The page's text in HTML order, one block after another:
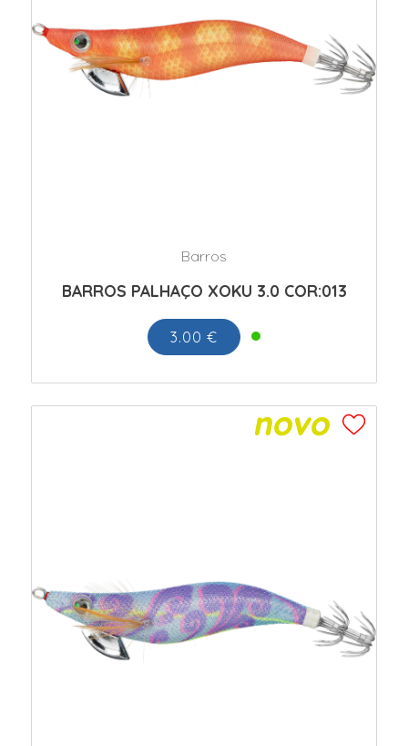
Barros
BARROS PALHAÇO XOKU 3.0 COR:013
3.00 €